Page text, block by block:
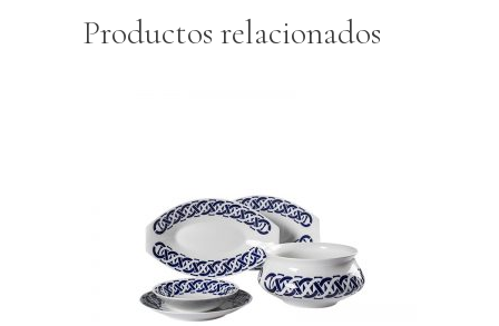
Productos relacionados